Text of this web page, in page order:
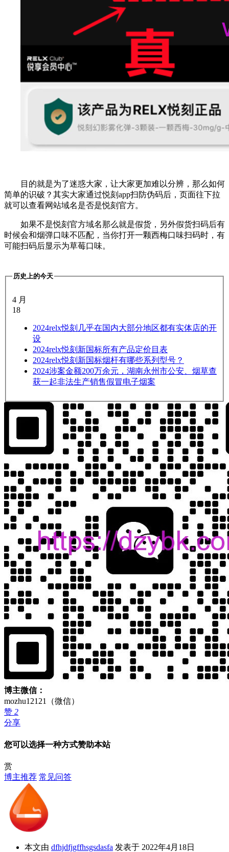
目的就是为了迷惑大家，让大家更加难以分辨，那么如何
简单的识破？其实大家通过悦刻app扫防伪码后，页面往下拉
就可以查看网站域名是否是悦刻官方。
如果不是悦刻官方域名那么就是假货，另外假货扫码后有
时候会和烟弹口味不匹配，当你打开一颗西梅口味扫码时，有
可能扫码后显示为草莓口味。
历史上的今天
4 月
18
2024relx悦刻几乎在国内大部分地区都有实体店的开
设
2024relx悦刻新国标所有产品定价目表
2024relx悦刻新国标烟杆有哪些系列型号？
2024涉案金额200万余元，湖南永州市公安、烟草查
获一起非法生产销售假冒电子烟案
博主微信：
mozhu12121（微信）
赞 2
分享
您可以选择一种方式赞助本站
赏
博主推荐 常见问答
本文由 dfhjdfjgffhsgsdasfa 发表于 2022年4月18日